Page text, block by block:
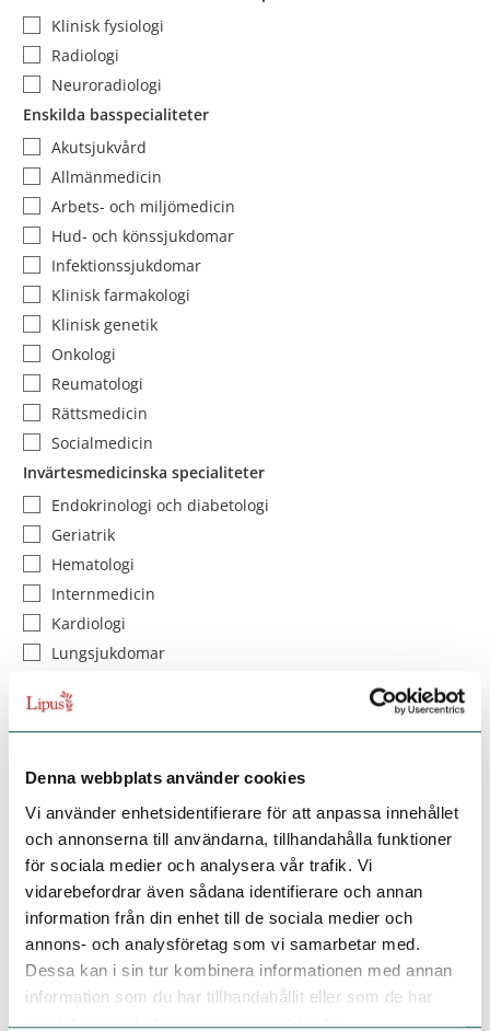
Denna webbplats använder cookies
Vi använder enhetsidentifierare för att anpassa innehållet
och annonserna till användarna, tillhandahålla funktioner
för sociala medier och analysera vår trafik. Vi
vidarebefordrar även sådana identifierare och annan
information från din enhet till de sociala medier och
annons- och analysföretag som vi samarbetar med.
Dessa kan i sin tur kombinera informationen med annan
information som du har tillhandahållit eller som de har
samlat in när du har använt deras tjänster.
Klinisk fysiologi
Radiologi
Neuroradiologi
Enskilda basspecialiteter
Akutsjukvård
Allmänmedicin
Arbets- och miljömedicin
Hud- och könssjukdomar
Infektionssjukdomar
Klinisk farmakologi
Klinisk genetik
Onkologi
Reumatologi
Rättsmedicin
Socialmedicin
Invärtesmedicinska specialiteter
Endokrinologi och diabetologi
Geriatrik
Hematologi
Internmedicin
Kardiologi
Lungsjukdomar
Njurmedicin
Anestesi och intensivvård
Barn- och ungdomskirurgi
Handkirurgi
Hörsel- och balansrubbningar
Kirurgi
Kärlkirurgi
Obstetrik och gynekologi
Ortopedi